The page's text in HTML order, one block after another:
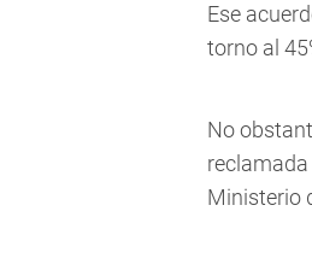
Ese
torno al
No
reclamada
Ministerio